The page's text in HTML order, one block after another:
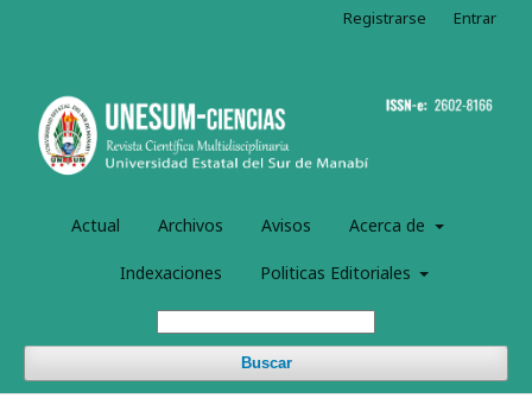
Actual Archivos Avisos Acerca de
Indexaciones Politicas Editoriales
Buscar
Registrarse Entrar